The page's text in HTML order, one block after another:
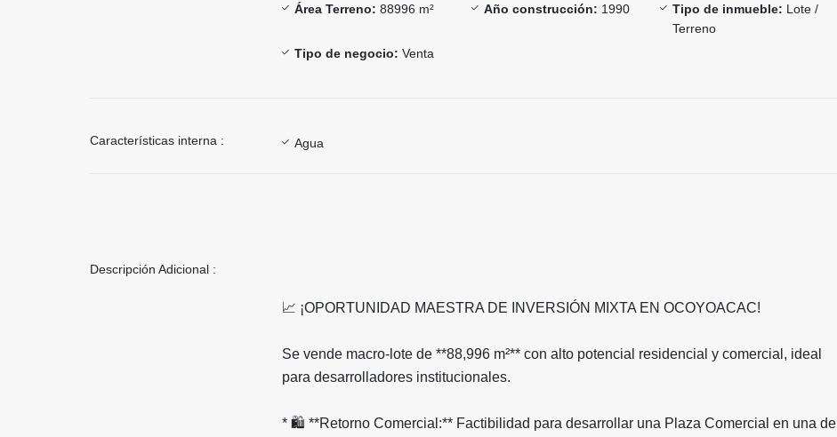
Área Terreno: 88996 m² Año construcción: 1990 Tipo de inmueble: Lote /
Terreno
Tipo de negocio: Venta
Características interna : Agua
Descripción Adicional :
📈 ¡OPORTUNIDAD MAESTRA DE INVERSIÓN MIXTA EN OCOYOACAC!
Se vende macro-lote de **88,996 m²** con alto potencial residencial y comercial, ideal
para desarrolladores institucionales.
* 🛍️ **Retorno Comercial:** Factibilidad para desarrollar una Plaza Comercial en una de